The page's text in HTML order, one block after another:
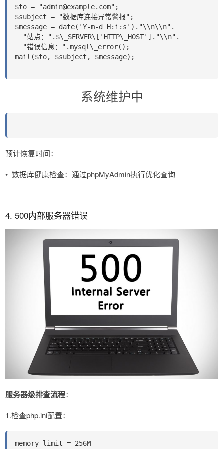
$to = "admin@example.com";
$subject = "数据库连接异常警报";
$message = date('Y-m-d H:i:s')."\\n\\n".
"站点：".$\_SERVER\['HTTP\_HOST']."\\n".
"错误信息：".mysql\_error();
mail($to, $subject, $message);
系统维护中
预计恢复时间：
• 数据库健康检查​​：通过phpMyAdmin执行优化查询
4. 500内部服务器错误
服务器级排查流程​​：
1.检查php.ini配置：
memory_limit = 256M